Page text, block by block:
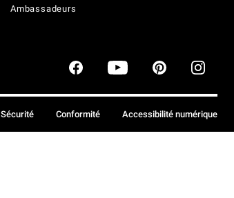
Ambassadeurs
Sécurité Conformité Accessibilité numérique